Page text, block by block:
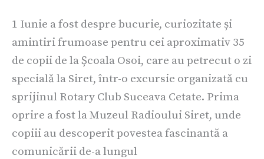
1 Iunie a fost despre bucurie, curiozitate și
amintiri frumoase pentru cei aproximativ 35
de copii de la Școala Osoi, care au petrecut o zi
specială la Siret, într-o excursie organizată cu
sprijinul Rotary Club Suceava Cetate. Prima
oprire a fost la Muzeul Radioului Siret, unde
copiii au descoperit povestea fascinantă a
comunicării de-a lungul
bucurie